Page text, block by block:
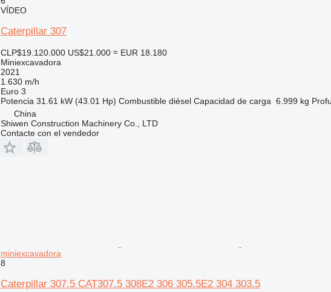
VÍDEO
Caterpillar 307
CLP$19.120.000 US$21.000 ≈ EUR 18.180
Miniexcavadora
2021
1.630 m/h
Euro 3
Potencia 31.61 kW (43.01 Hp) Combustible diésel Capacidad de carga 6.999 kg
China
Shiwen Construction Machinery Co., LTD
Contacte con el vendedor
miniexcavadora
8
Caterpillar 307.5 CAT307.5 308E2 306 305.5E2 304 303.5